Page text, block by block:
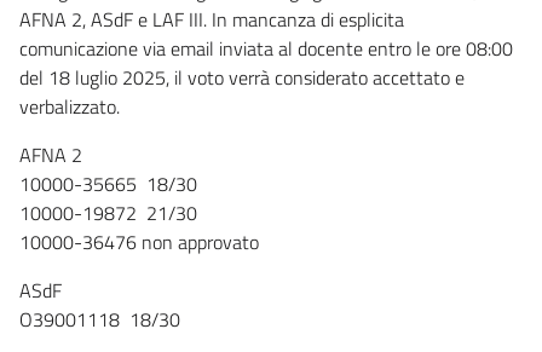
AFNA 2, ASdF e LAF III. In mancanza di esplicita
comunicazione via email inviata al docente entro le ore 08:00
del 18 luglio 2025, il voto verrà considerato accettato e
verbalizzato.
AFNA 2
10000-35665 18/30
10000-19872 21/30
10000-36476 non approvato
ASdF
O39001118 18/30